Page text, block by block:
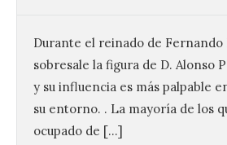
Durante el reinado de Fernando
sobresale la figura de D. Alonso
y su influencia es más palpable
su entorno. . La mayoría de los
ocupado de […]
UPL cuestiona a la Junta
por no imponer sanciones
a Aucalsa, como hará el
Principado de Asturias,